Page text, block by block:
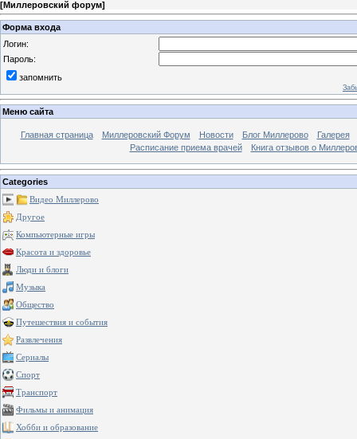
[Миллеровский форум]
Форма входа
Логин:
Пароль:
запомнить
Меню сайта
Главная страница Миллеровский Форум Новости Блог Миллерово
Галерея
Расписание приема врачей
Книга отзывов о
Categories
Видео Миллерово
Другое
Компьютерные игры
Красота и здоровье
Люди и блоги
Музыка
Общество
Путешествия и события
Развлечения
Сериалы
Спорт
Транспорт
Фильмы и анимация
Хобби и образование